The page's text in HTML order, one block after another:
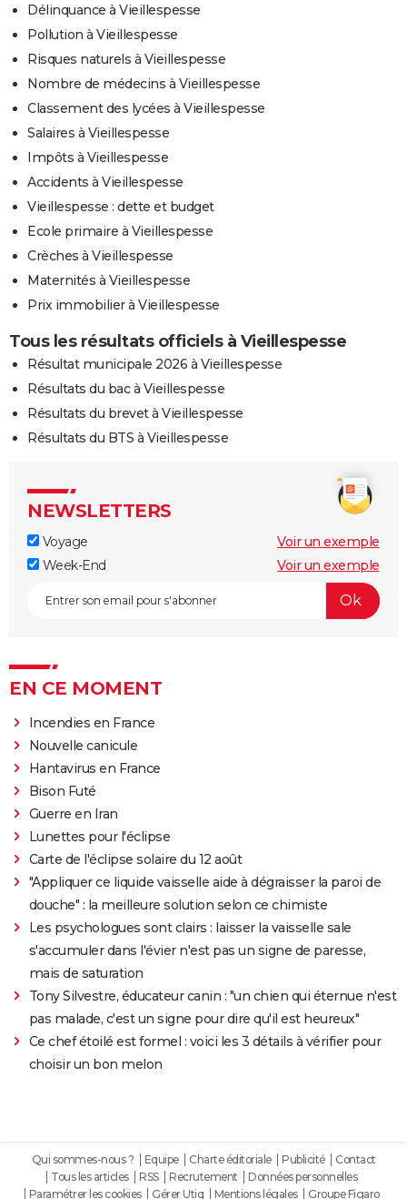
Délinquance à Vieillespesse
Pollution à Vieillespesse
Risques naturels à Vieillespesse
Nombre de médecins à Vieillespesse
Classement des lycées à Vieillespesse
Salaires à Vieillespesse
Impôts à Vieillespesse
Accidents à Vieillespesse
Vieillespesse : dette et budget
Ecole primaire à Vieillespesse
Crèches à Vieillespesse
Maternités à Vieillespesse
Prix immobilier à Vieillespesse
Tous les résultats officiels à Vieillespesse
Résultat municipale 2026 à Vieillespesse
Résultats du bac à Vieillespesse
Résultats du brevet à Vieillespesse
Résultats du BTS à Vieillespesse
NEWSLETTERS
Voyage
Voir un exemple
Week-End
Voir un exemple
EN CE MOMENT
Incendies en France
Nouvelle canicule
Hantavirus en France
Bison Futé
Guerre en Iran
Lunettes pour l'éclipse
Carte de l'éclipse solaire du 12 août
"Appliquer ce liquide vaisselle aide à dégraisser la paroi de
douche" : la meilleure solution selon ce chimiste
Les psychologues sont clairs : laisser la vaisselle sale
s'accumuler dans l'évier n'est pas un signe de paresse,
mais de saturation
Tony Silvestre, éducateur canin : "un chien qui éternue n'est
pas malade, c'est un signe pour dire qu'il est heureux"
Ce chef étoilé est formel : voici les 3 détails à vérifier pour
choisir un bon melon
Qui sommes-nous ? Equipe Charte éditoriale Publicité
Contact
Tous les articles
RSS Recrutement
Données personnelles
Paramétrer les cookies
Gérer Utiq Mentions légales Groupe Figaro